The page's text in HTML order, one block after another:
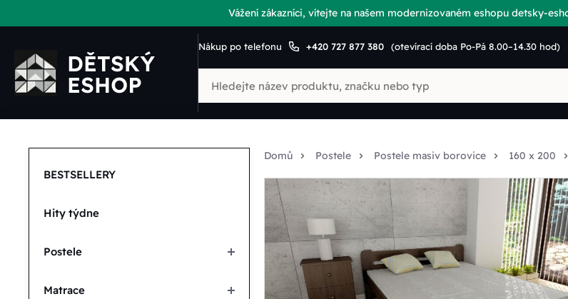
Vážení zákazníci, vítejte na našem modernizovaném eshopu detsky-
Nákup po telefonu +420 727 877 380 (otevírací doba Po-Pá 8.00–14.30 hod)
BESTSELLERY
Hity týdne
Postele
Matrace
Domů Postele Postele masiv borovice 160 x 200